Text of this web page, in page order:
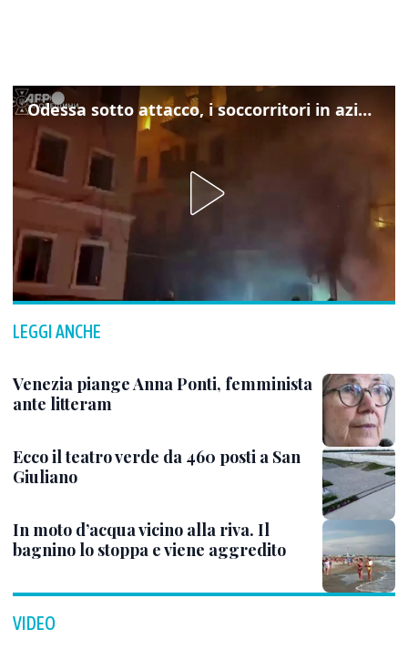
Odessa sotto attacco, i soccorritori in azione
LEGGI ANCHE
Venezia piange Anna Ponti, femminista
ante litteram
Ecco il teatro verde da 460 posti a San
Giuliano
In moto d’acqua vicino alla riva. Il
bagnino lo stoppa e viene aggredito
VIDEO